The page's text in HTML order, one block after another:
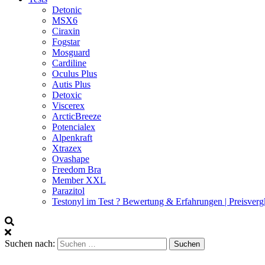
Detonic
MSX6
Ciraxin
Fogstar
Mosguard
Cardiline
Oculus Plus
Autis Plus
Detoxic
Viscerex
ArcticBreeze
Potencialex
Alpenkraft
Xtrazex
Ovashape
Freedom Bra
Member XXL
Parazitol
Testonyl im Test ? Bewertung & Erfahrungen |
Suchen nach: